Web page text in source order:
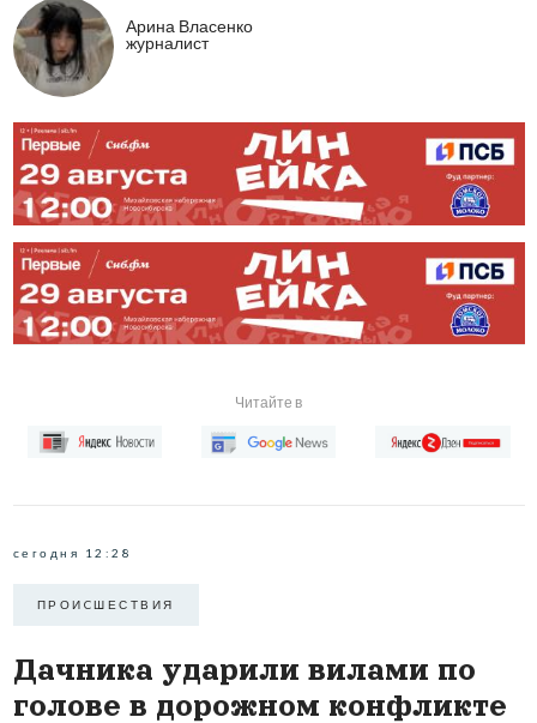
Арина Власенко
журналист
Читайте в
сегодня 12:28
ПРОИCШЕСТВИЯ
Дачника ударили вилами по
голове в дорожном конфликте